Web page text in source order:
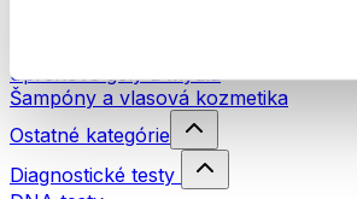
Sprchové gély a mydlá
Šampóny a vlasová kozmetika
Ostatné kategórie
Diagnostické testy